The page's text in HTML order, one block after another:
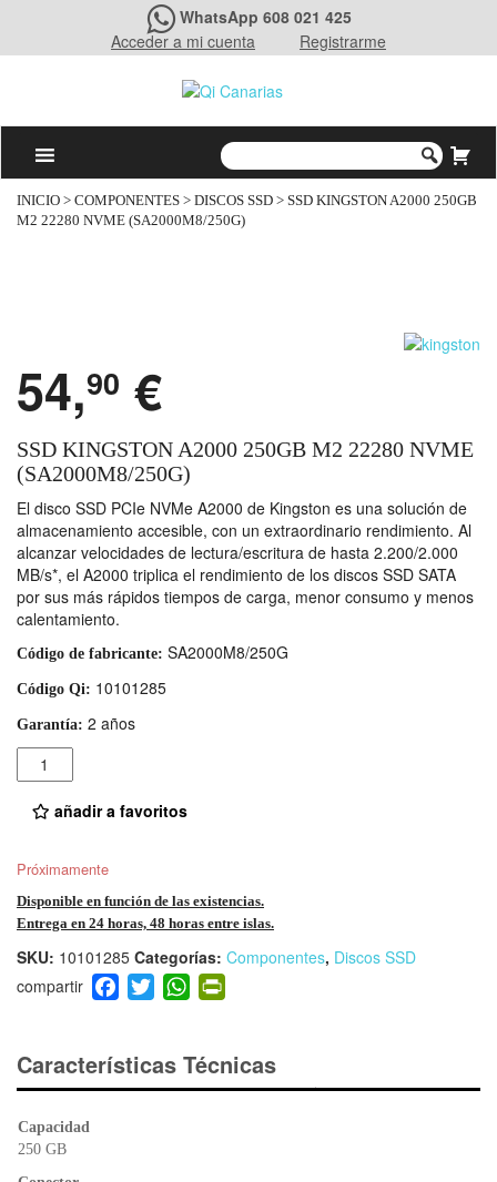
WhatsApp 608 021 425
Acceder a mi cuenta
Registrarme
INICIO > COMPONENTES > DISCOS SSD > SSD KINGSTON A2000 250GB
M2 22280 NVME (SA2000M8/250G)
54,90 €
SSD KINGSTON A2000 250GB M2 22280 NVME
(SA2000M8/250G)
El disco SSD PCIe NVMe A2000 de Kingston es una solución de
almacenamiento accesible, con un extraordinario rendimiento. Al
alcanzar velocidades de lectura/escritura de hasta 2.200/2.000
MB/s*, el A2000 triplica el rendimiento de los discos SSD SATA
por sus más rápidos tiempos de carga, menor consumo y menos
calentamiento.
Código de fabricante: SA2000M8/250G
Código Qi: 10101285
Garantía: 2 años
Cantidad
añadir a favoritos
Próximamente
Disponible en función de las existencias.
Entrega en 24 horas, 48 horas entre islas.
SKU: 10101285 Categorías: Componentes, Discos SSD
F
a
e
b
T
wi
er
W
h
s
A
ri
e
Características Técnicas
Capacidad
250 GB